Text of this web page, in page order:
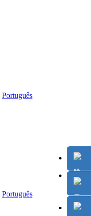
Português
Português